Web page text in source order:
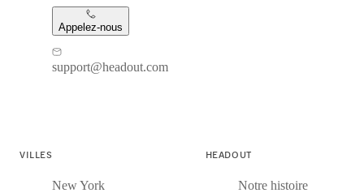
Appelez-nous
support@headout.com
VILLES
New York
HEADOUT
Notre histoire